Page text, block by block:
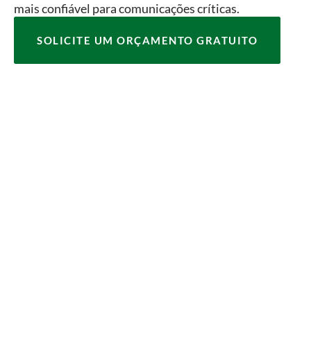
mais confiável para comunicações críticas.
SOLICITE UM ORÇAMENTO GRATUITO